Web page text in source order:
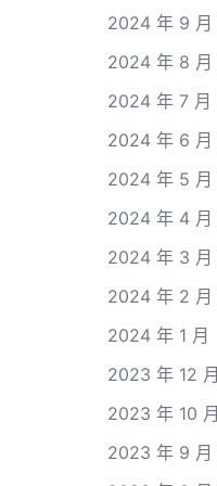
2024 年 9 月
2024 年 8 月
2024 年 7 月
2024 年 6 月
2024 年 5 月
2024 年 4 月
2024 年 3 月
2024 年 2 月
2024 年 1 月
2023 年 12 月
2023 年 10 月
2023 年 9 月